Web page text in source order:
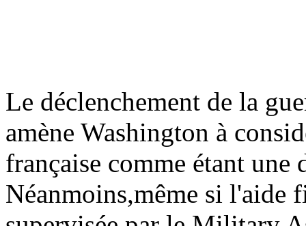
Le déclenchement de la
amène Washington à
française comme étant une
Néanmoins,même si l'aide